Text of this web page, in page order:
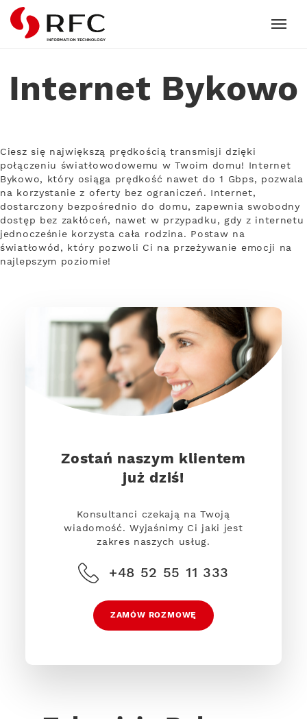
RFC
Internet Bykowo
Ciesz się największą prędkością transmisji dzięki
połączeniu światłowodowemu w Twoim domu! Internet
Bykowo, który osiąga prędkość nawet do 1 Gbps, pozwala
na korzystanie z oferty bez ograniczeń. Internet,
dostarczony bezpośrednio do domu, zapewnia swobodny
dostęp bez zakłóceń, nawet w przypadku, gdy z internetu
jednocześnie korzysta cała rodzina. Postaw na
światłowód, który pozwoli Ci na przeżywanie emocji na
najlepszym poziomie!
Zostań naszym klientem
już dziś!
Konsultanci czekają na Twoją
wiadomość. Wyjaśnimy Ci jaki jest
zakres naszych usług.
+48 52 55 11 333
ZAMÓW ROZMOWĘ